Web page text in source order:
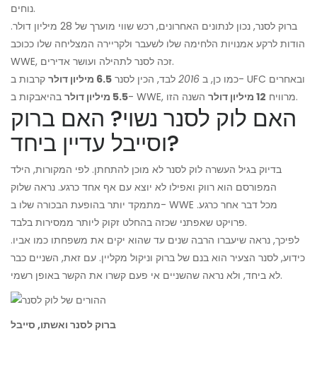
נוחים.
ברוק לסנר, נכון לנתונים האחרונים, רכש שווי מוערך של 28 מיליון דולר.
הודות לרקע אמנויות הלחימה שלו לשעבר ולקריירה המצליחה שלו ככוכב
WWE, זכה לסנר לתהילה ועושר אדירים.
כמו כן, ב 2016 לבד, הכין לסנר 6.5 מיליון דולר
קרבות ב- UFC ובאחרים
5.5 מיליון דולר
בהיאבקות ב- WWE, מרוויח 12 מיליון דולר השנה הזו.
האם לוק לסנר נשוי? האם ברוק
וסייבל עדיין ביחד?
בדיוק בגיל העשרה לוק לסנר לא מוכן להתחתן. לפי המקורות, הילד
המפורסם הוא רווק ואפילו לא יוצא עם אף אחד כרגע. נראה שלוק
מתמקד יותר בהופעת הבכורה שלו ב- WWE מכל דבר אחר כרגע.
פרויקט שאפתני שכזה בהחלט זקוק ליותר ממסירות בלבד.
לפיכך, נראה שיעברו הרבה שנים עד שהוא יקים את משפחתו כמו אביו.
כידוע, לסנר הצעיר הוא בנם של ברוק וניקול מקליין. עם זאת, השניים כבר
לא ביחד, ולא נראה שהשניים אי פעם קשרו את הקשר באופן רשמי.
ברוק לסנר ואשתו, סייבל